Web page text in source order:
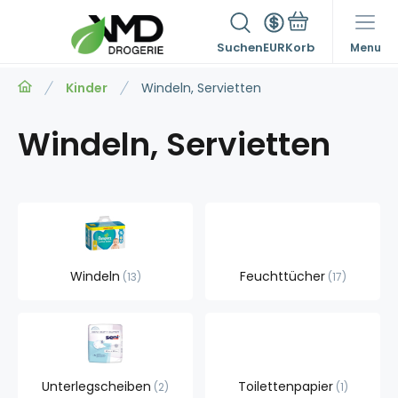
SuchenEUR Menu
Kinder Windeln, Servietten
Windeln, Servietten
Windeln 13 Feuchttücher 17
Unterlegscheiben 2 Toilettenpapier 1